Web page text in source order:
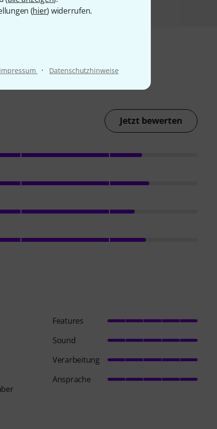
(hier) widerrufen.
Impressum · Datenschutzhinweise
Jetzt bewerten
Features
Sound
Verarbeitung
Ansprache